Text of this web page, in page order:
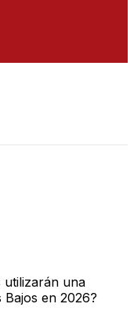
utilizarán una
Bajos en 2026?